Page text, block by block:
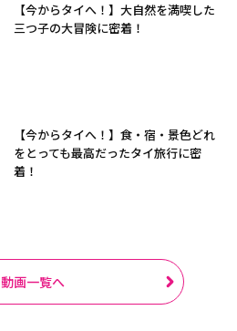
【今からタイへ！】大自然を満喫した
三つ子の大冒険に密着！
【今からタイへ！】食・宿・景色どれ
をとっても最高だったタイ旅行に密
着！
動画一覧へ